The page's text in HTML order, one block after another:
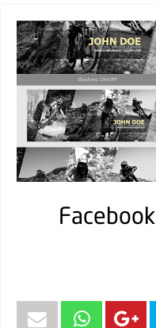
أغلافة الفيس بوك - Facebook